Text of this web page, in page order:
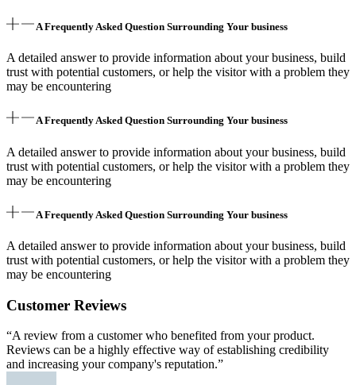
A Frequently Asked Question Surrounding Your business
A detailed answer to provide information about your business, build
trust with potential customers, or help the visitor with a problem they
may be encountering
A Frequently Asked Question Surrounding Your business
A detailed answer to provide information about your business, build
trust with potential customers, or help the visitor with a problem they
may be encountering
A Frequently Asked Question Surrounding Your business
A detailed answer to provide information about your business, build
trust with potential customers, or help the visitor with a problem they
may be encountering
Customer Reviews
“A review from a customer who benefited from your product.
Reviews can be a highly effective way of establishing credibility
and increasing your company's reputation.”